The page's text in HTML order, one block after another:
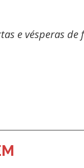
e vésperas de